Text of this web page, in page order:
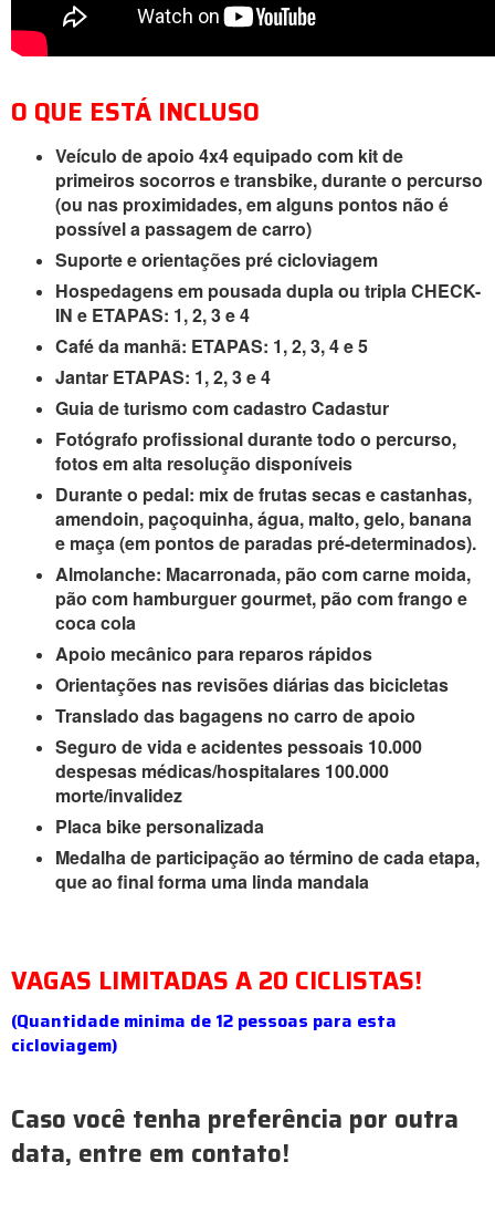
O QUE ESTÁ INCLUSO
Veículo de apoio 4x4 equipado com kit de
primeiros socorros e transbike, durante o percurso
(ou nas proximidades, em alguns pontos não é
possível a passagem de carro)
Suporte e orientações pré cicloviagem
Hospedagens em pousada dupla ou tripla CHECK-
IN e ETAPAS: 1, 2, 3 e 4
Café da manhã: ETAPAS: 1, 2, 3, 4 e 5
Jantar ETAPAS: 1, 2, 3 e 4
Guia de turismo com cadastro Cadastur
Fotógrafo profissional durante todo o percurso,
fotos em alta resolução disponíveis
Durante o pedal: mix de frutas secas e castanhas,
amendoin, paçoquinha, água, malto, gelo, banana
e maça (em pontos de paradas pré-determinados).
Almolanche: Macarronada, pão com carne moida,
pão com hamburguer gourmet, pão com frango e
coca cola
Apoio mecânico para reparos rápidos
Orientações nas revisões diárias das bicicletas
Translado das bagagens no carro de apoio
Seguro de vida e acidentes pessoais 10.000
despesas médicas/hospitalares 100.000
morte/invalidez
Placa bike personalizada
Medalha de participação ao término de cada etapa,
que ao final forma uma linda mandala
VAGAS LIMITADAS A 20 CICLISTAS!
(Quantidade minima de 12 pessoas para esta
cicloviagem)
Caso você tenha preferência por outra
data, entre em contato!